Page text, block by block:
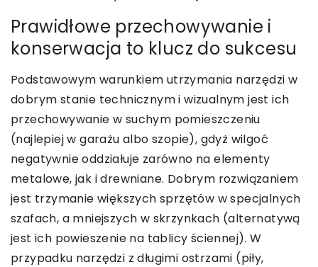
Prawidłowe przechowywanie i
konserwacja to klucz do sukcesu
Podstawowym warunkiem utrzymania narzędzi w
dobrym stanie technicznym i wizualnym jest ich
przechowywanie w suchym pomieszczeniu
(najlepiej w garażu albo szopie), gdyż wilgoć
negatywnie oddziałuje zarówno na elementy
metalowe, jak i drewniane. Dobrym rozwiązaniem
jest trzymanie większych sprzętów w specjalnych
szafach, a mniejszych w skrzynkach (alternatywą
jest ich powieszenie na tablicy ściennej). W
przypadku narzędzi z długimi ostrzami (piły,